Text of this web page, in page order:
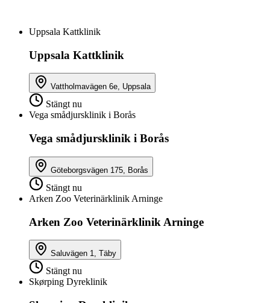
Uppsala Kattklinik
Uppsala Kattklinik
Vattholmavägen 6e, Uppsala
Stängt nu
Vega smådjursklinik i Borås
Vega smådjursklinik i Borås
Göteborgsvägen 175, Borås
Stängt nu
Arken Zoo Veterinärklinik Arninge
Arken Zoo Veterinärklinik Arninge
Saluvägen 1, Täby
Stängt nu
Skørping Dyreklinik